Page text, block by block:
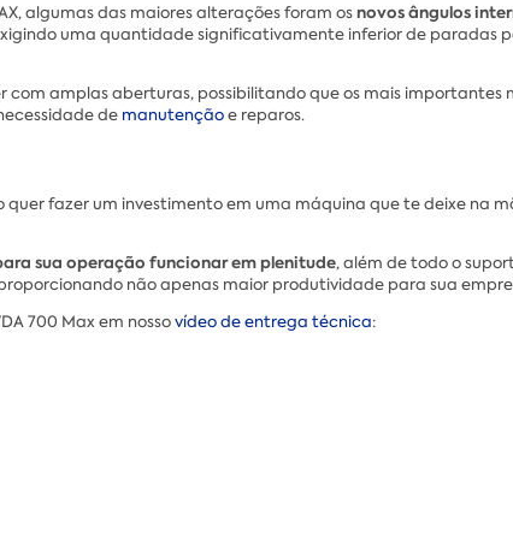
algumas das maiores alterações foram osnovos ângulos
uma quantidade significativamente inferior de
com amplas aberturas, possibilitando que os mais importantes
de manutençãoe reparos.
fazer um investimento em uma máquina que te deixe na
sua operação funcionar em plenitude, além de todo o
não apenas maior produtividade para sua
700 Max em nossovídeo de entrega técnica: